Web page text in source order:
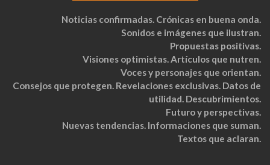
Noticias confirmadas. Crónicas en buena onda.
Sonidos e imágenes que ilustran.
Propuestas positivas.
Visiones optimistas. Artículos que nutren.
Voces y personajes que orientan.
Consejos que protegen. Revelaciones exclusivas. Datos de
utilidad. Descubrimientos.
Futuro y perspectivas.
Nuevas tendencias. Informaciones que suman.
Textos que aclaran.